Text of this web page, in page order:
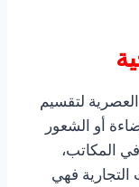
لتقسيم
أو الشعور
المكاتب،
التجارية فهي